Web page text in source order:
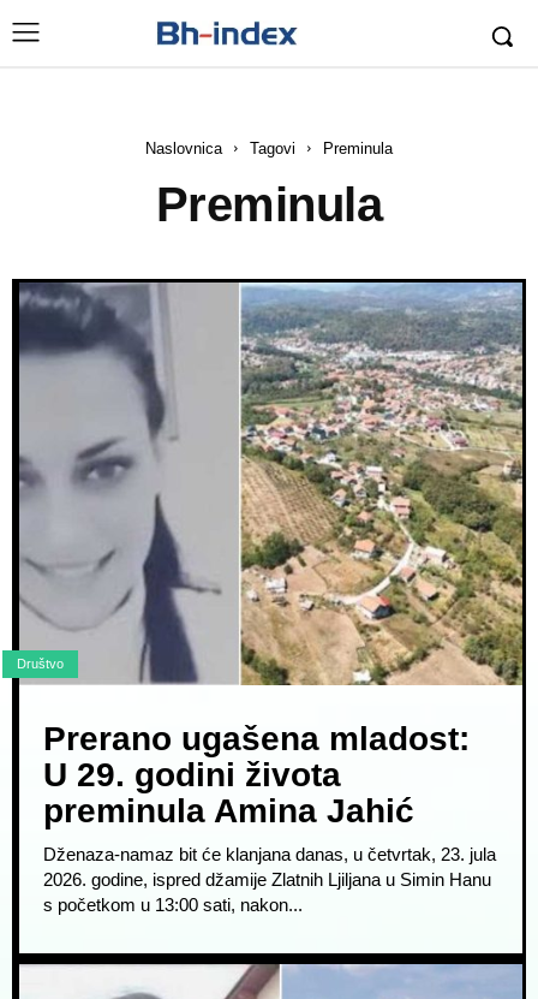
Naslovnica Tagovi Preminula
Preminula
Društvo
Prerano ugašena mladost:
U 29. godini života
preminula Amina Jahić
Dženaza-namaz bit će klanjana danas, u četvrtak, 23. jula
2026. godine, ispred džamije Zlatnih Ljiljana u Simin Hanu
s početkom u 13:00 sati, nakon...